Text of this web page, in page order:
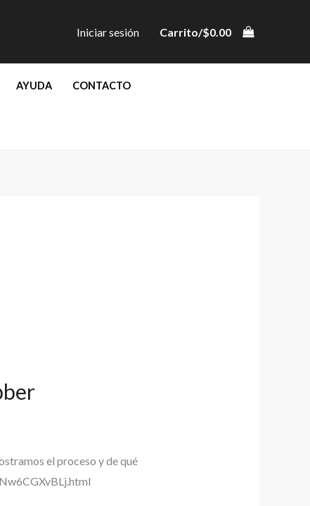
Iniciar sesión Carrito/$0.00
AYUDA CONTACTO
el proceso y de qué